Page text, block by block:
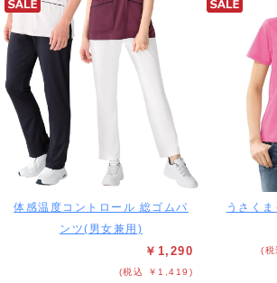
体感温度コントロール 総ゴムパ
ンツ(男女兼用)
￥1,290
(税込 ￥1,419)
うさく
(